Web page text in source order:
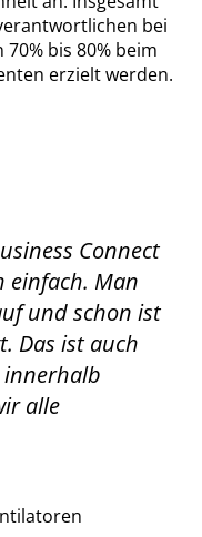
bei
bis 80% beim
erzielt werden.
Connect
einfach. Man
und schon ist
Das ist auch
innerhalb
alle